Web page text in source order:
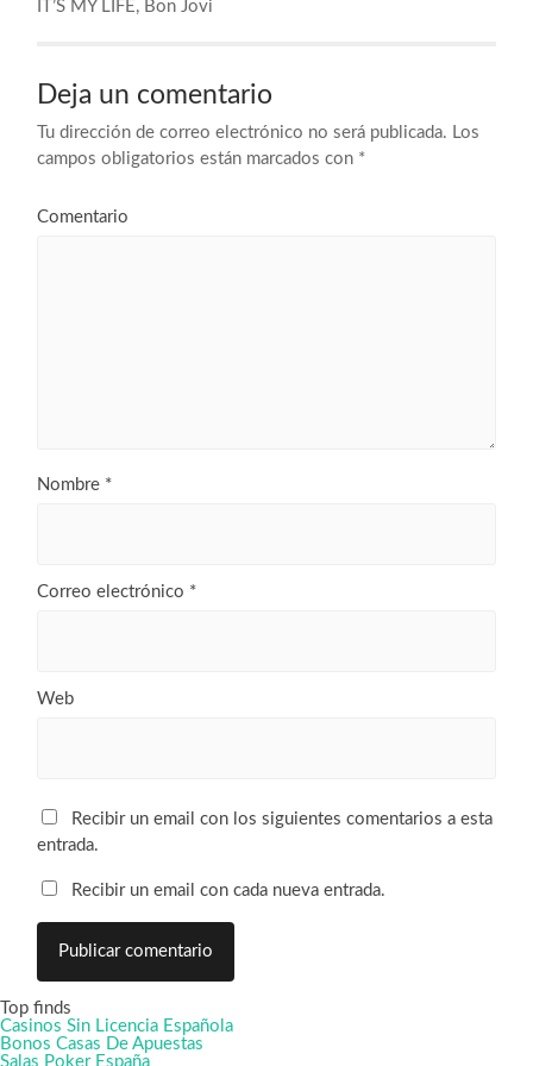
IT’S MY LIFE, Bon Jovi
Deja un comentario
Tu dirección de correo electrónico no será publicada. Los
campos obligatorios están marcados con *
Comentario
Nombre *
Correo electrónico *
Web
Recibir un email con los siguientes comentarios a esta
entrada.
Recibir un email con cada nueva entrada.
Top finds
Casinos Sin Licencia Española
Bonos Casas De Apuestas
Salas Poker España